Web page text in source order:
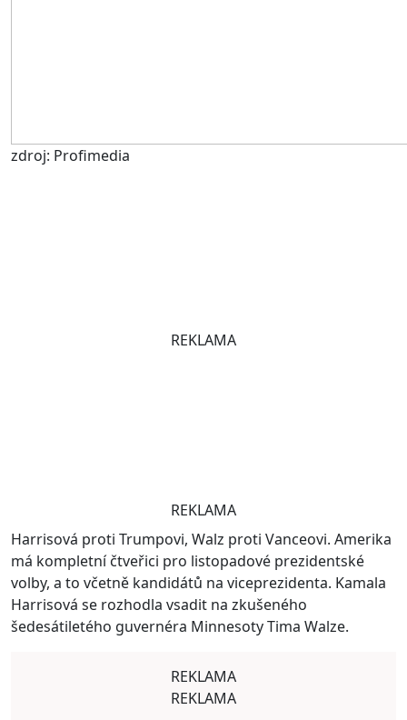
zdroj: Profimedia
REKLAMA
REKLAMA
Harrisová proti Trumpovi, Walz proti Vanceovi. Amerika
má kompletní čtveřici pro listopadové prezidentské
volby, a to včetně kandidátů na viceprezidenta. Kamala
Harrisová se rozhodla vsadit na zkušeného
šedesátiletého guvernéra Minnesoty Tima Walze.
REKLAMA
REKLAMA